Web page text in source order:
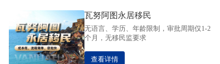
瓦努阿图永居移民
无语言、学历、年龄限制，审批周期仅1-2
个月，无移民监要求
查看详情